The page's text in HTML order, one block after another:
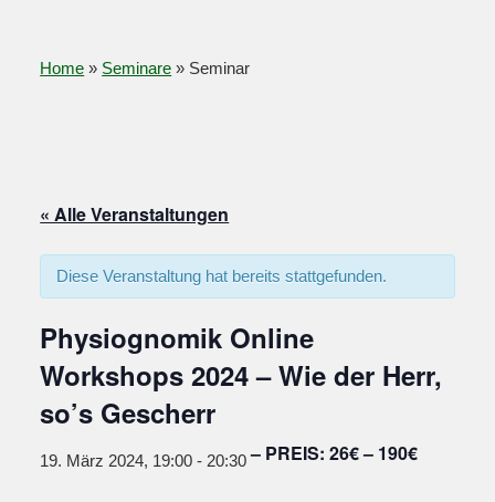
Home » Seminare » Seminar
« Alle Veranstaltungen
Diese Veranstaltung hat bereits stattgefunden.
Physiognomik Online
Workshops 2024 – Wie der Herr,
so’s Gescherr
19. März 2024, 19:00 - 20:30 26€ – 190€